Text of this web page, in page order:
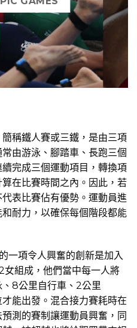
GAMES
簡稱鐵人賽或三鐵，是由三項
由游泳、腳踏車、長跑三個
完成三個運動項目，轉換項
在比賽時間之內。因此，若
表比賽佔有優勢。運動員進
耐力，以確保每個階段都能
的一項令人興奮的創新是加入
組成，他們當中每一人將
8公里自行車、2公里
能出發。混合接力賽耗時在
預測的賽制讓運動員興奮，同